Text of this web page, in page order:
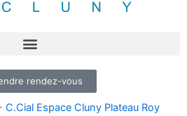
rendez-vous
Espace Cluny Plateau Roy